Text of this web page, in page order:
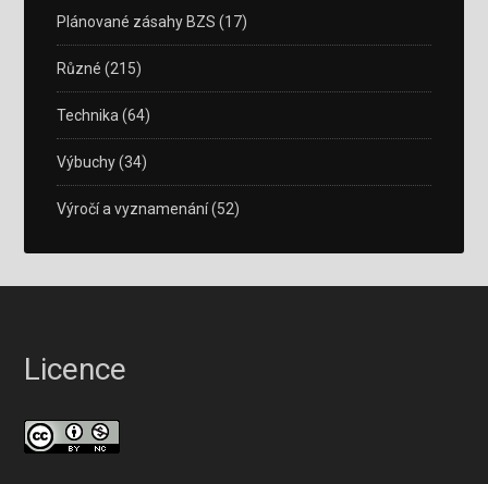
Plánované zásahy BZS (17)
Různé (215)
Technika (64)
Výbuchy(34)
Výročí a vyznamenání(52)
Licence